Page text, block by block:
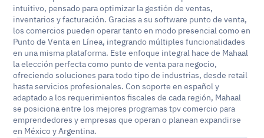
intuitivo, pensado para optimizar la gestión de ventas,
inventarios y facturación. Gracias a su software punto de venta,
los comercios pueden operar tanto en modo presencial como en
Punto de Venta en Línea, integrando múltiples funcionalidades
en una misma plataforma. Este enfoque integral hace de Mahaal
la elección perfecta como punto de venta para negocio,
ofreciendo soluciones para todo tipo de industrias, desde retail
hasta servicios profesionales. Con soporte en español y
adaptado a los requerimientos fiscales de cada región, Mahaal
se posiciona entre los mejores programas tpv comercio para
emprendedores y empresas que operan o planean expandirse
en México y Argentina.